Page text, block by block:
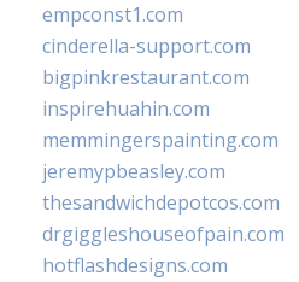
empconst1.com
cinderella-support.com
bigpinkrestaurant.com
inspirehuahin.com
memmingerspainting.com
jeremypbeasley.com
thesandwichdepotcos.com
drgiggleshouseofpain.com
hotflashdesigns.com